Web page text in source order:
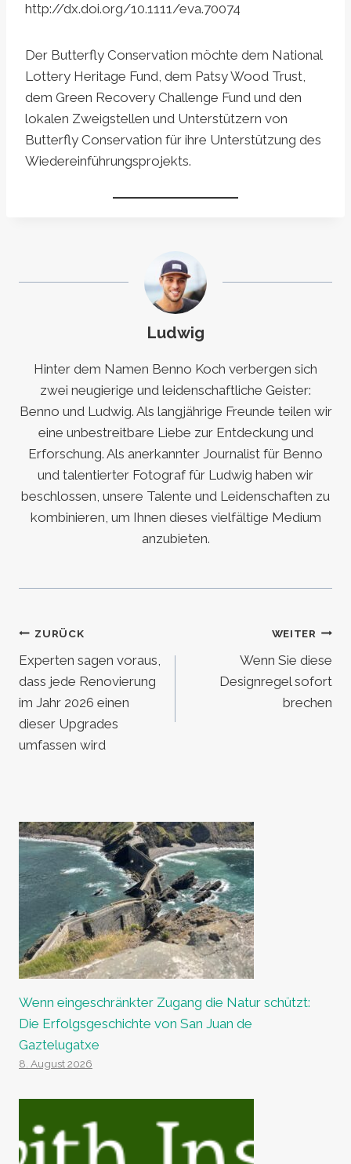
http://dx.doi.org/10.1111/eva.70074
Der Butterfly Conservation möchte dem National
Lottery Heritage Fund, dem Patsy Wood Trust,
dem Green Recovery Challenge Fund und den
lokalen Zweigstellen und Unterstützern von
Butterfly Conservation für ihre Unterstützung des
Wiedereinführungsprojekts.
Ludwig
Hinter dem Namen Benno Koch verbergen sich
zwei neugierige und leidenschaftliche Geister:
Benno und Ludwig. Als langjährige Freunde teilen wir
eine unbestreitbare Liebe zur Entdeckung und
Erforschung. Als anerkannter Journalist für Benno
und talentierter Fotograf für Ludwig haben wir
beschlossen, unsere Talente und Leidenschaften zu
kombinieren, um Ihnen dieses vielfältige Medium
anzubieten.
Beitragsnavigation
ZURÜCK
Experten sagen voraus,
dass jede Renovierung
im Jahr 2026 einen
dieser Upgrades
umfassen wird
WEITER
Wenn Sie diese
Designregel sofort
brechen
Wenn eingeschränkter Zugang die Natur schützt:
Die Erfolgsgeschichte von San Juan de
Gaztelugatxe
8. August 2026